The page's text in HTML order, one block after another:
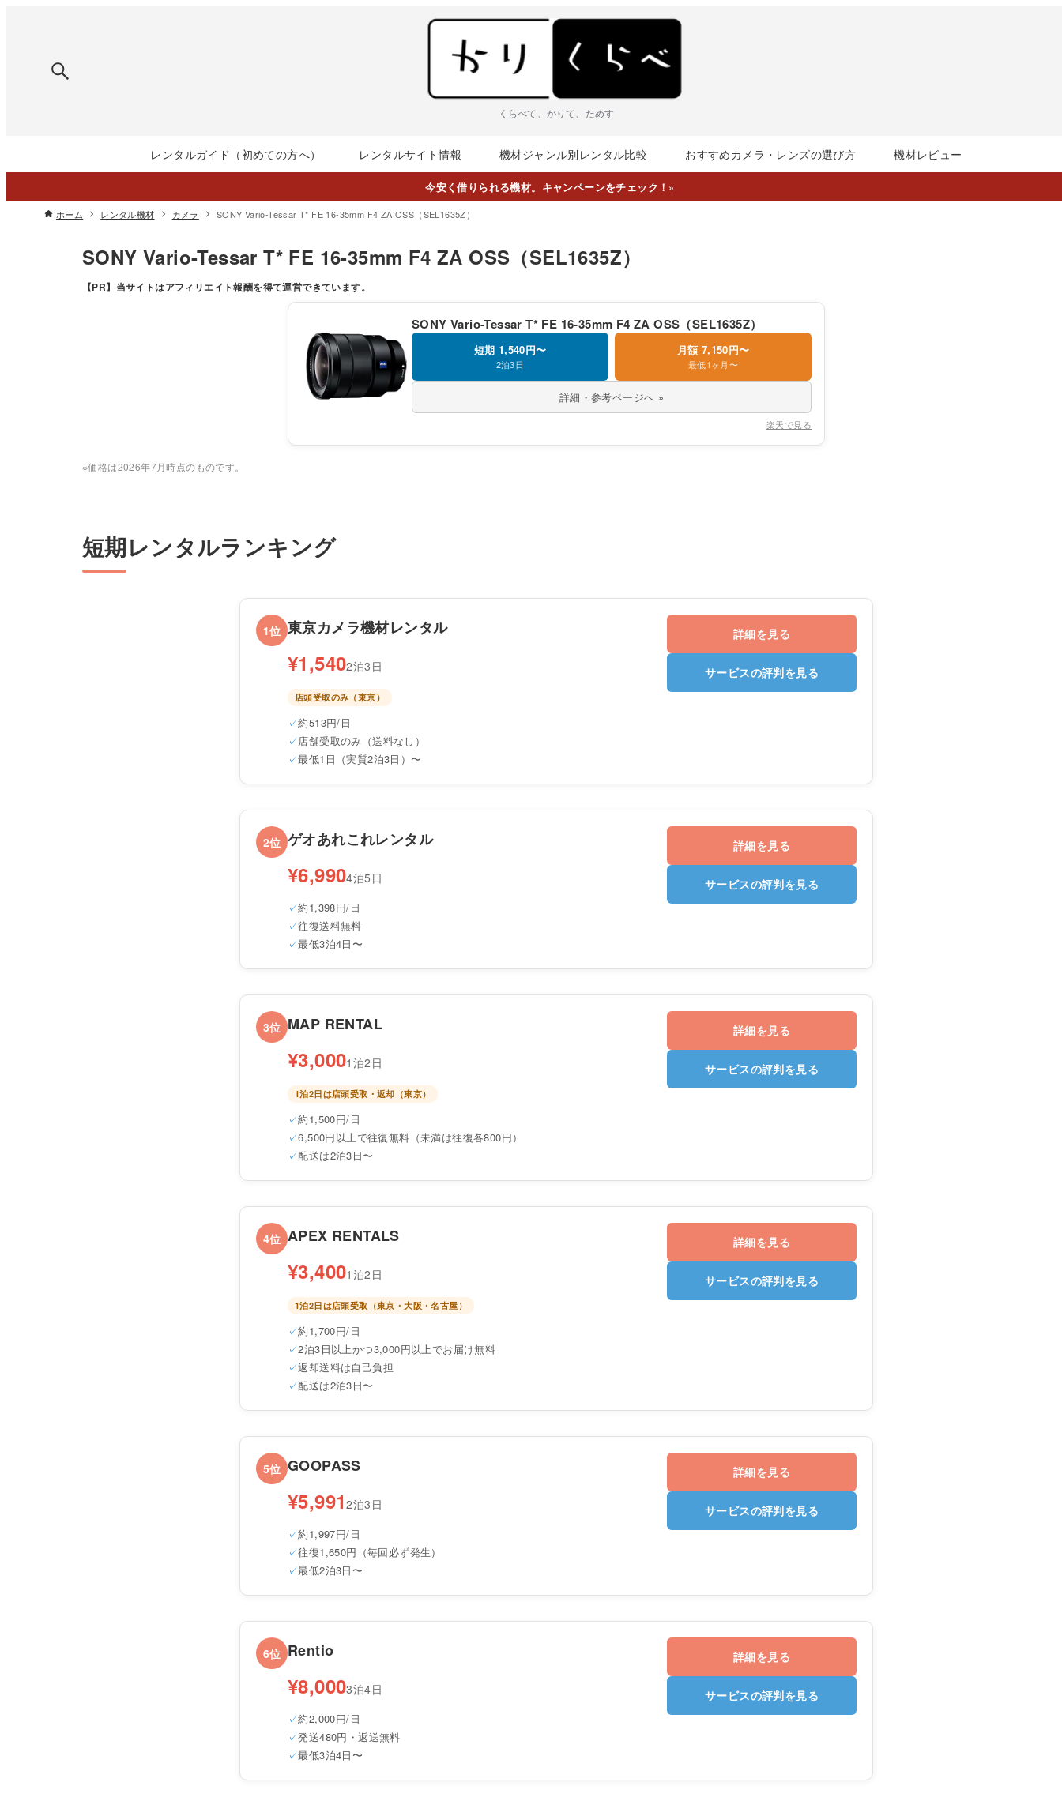
くらべて、かりて、ためす
レンタルガイド（初めての方へ） レンタルサイト情報 機材ジャンル別レンタル比較 おすすめカメラ・レンズの選び方 機材レビュー
今安く借りられる機材。キャンペーンをチェック！ »
ホーム レンタル機材 カメラ SONY Vario-Tessar T* FE 16-35mm F4 ZA OSS（SEL1635Z）
SONY Vario-Tessar T* FE 16-35mm F4 ZA OSS（SEL1635Z）
【PR】 当サイトはアフィリエイト報酬を得て運営できています。
SONY Vario-Tessar T* FE 16-35mm F4 ZA OSS（SEL1635Z）
短期 1,540円〜
2泊3日
月額 7,150円〜
最低1ヶ月〜
詳細・参考ページへ »
楽天で見る
※価格は2026年7月時点のものです。
短期レンタルランキング
1位 東京カメラ機材レンタル
¥1,5402泊3日
店頭受取のみ（東京）
約513円/日
店舗受取のみ（送料なし）
最低1日（実質2泊3日）〜
詳細を見る
サービスの評判を見る
2位 ゲオあれこれレンタル
¥6,9904泊5日
約1,398円/日
往復送料無料
最低3泊4日〜
詳細を見る
サービスの評判を見る
3位 MAP RENTAL
¥3,0001泊2日
1泊2日は店頭受取・返却（東京）
約1,500円/日
6,500円以上で往復無料（未満は往復各800円）
配送は2泊3日〜
詳細を見る
サービスの評判を見る
4位 APEX RENTALS
¥3,4001泊2日
1泊2日は店頭受取（東京・大阪・名古屋）
約1,700円/日
2泊3日以上かつ3,000円以上でお届け無料
返却送料は自己負担
配送は2泊3日〜
詳細を見る
サービスの評判を見る
5位 GOOPASS
¥5,9912泊3日
約1,997円/日
往復1,650円（毎回必ず発生）
最低2泊3日〜
詳細を見る
サービスの評判を見る
6位 Rentio
¥8,0003泊4日
約2,000円/日
発送480円・返送無料
最低3泊4日〜
詳細を見る
サービスの評判を見る